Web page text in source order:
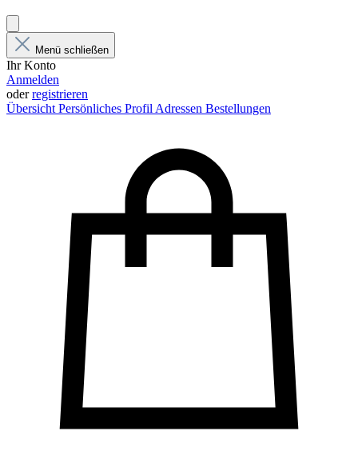
Menü schließen
Ihr Konto
Anmelden
oderregistrieren
Übersicht Persönliches Profil Adressen Bestellungen